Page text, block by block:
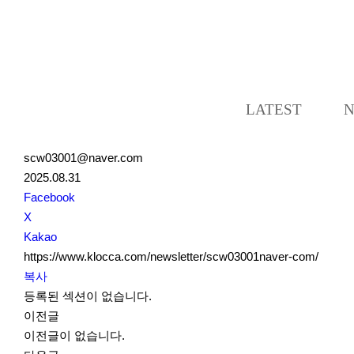
LATEST
scw03001@naver.com
2025.08.31
S
N
S
S
h
a
r
e
Facebook
X
Kakao
https://www.klocca.com/newsletter/scw03001naver-com/
복사
등록된 섹션이 없습니다.
이전글
이전글이 없습니다.